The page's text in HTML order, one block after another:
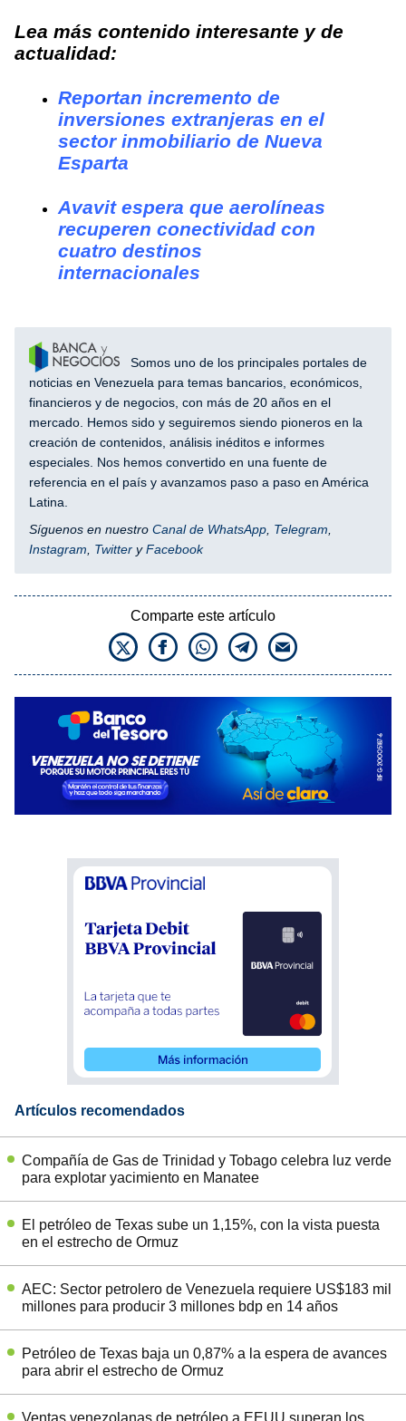
Lea más contenido interesante y de
actualidad:
Reportan incremento de
inversiones extranjeras en el
sector inmobiliario de Nueva
Esparta
Avavit espera que aerolíneas
recuperen conectividad con
cuatro destinos
internacionales
Somos uno de los principales portales de
noticias en Venezuela para temas bancarios, económicos,
financieros y de negocios, con más de 20 años en el
mercado. Hemos sido y seguiremos siendo pioneros en la
creación de contenidos, análisis inéditos e informes
especiales. Nos hemos convertido en una fuente de
referencia en el país y avanzamos paso a paso en América
Latina.
Síguenos en nuestro Canal de WhatsApp Telegram
Instagram
Twitter yFacebook
Comparte este artículo
Artículos recomendados
Compañía de Gas de Trinidad y Tobago celebra luz verde
para explotar yacimiento en Manatee
El petróleo de Texas sube un 1,15%, con la vista puesta
en el estrecho de Ormuz
AEC: Sector petrolero de Venezuela requiere US$183 mil
millones para producir 3 millones bdp en 14 años
Petróleo de Texas baja un 0,87% a la espera de avances
para abrir el estrecho de Ormuz
Ventas venezolanas de petróleo a EEUU superan los